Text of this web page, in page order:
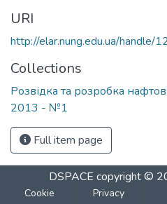
URI
http://elar.nung.edu.ua/
Collections
Розвідка та розробка
2013 - №1
Full item page
DSPACE copyright ©
Cookie
Privacy